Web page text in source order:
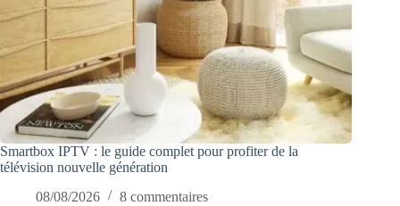
Smartbox IPTV : le guide complet pour profiter de la
télévision nouvelle génération
08/08/2026
8 commentaires